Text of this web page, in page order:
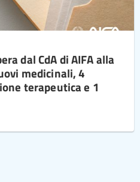
dal CdA di AIFA alla
medicinali, 4
terapeutica e 1